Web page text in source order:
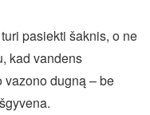
pasiekti šaknis, o ne
kad vandens
dugną – be